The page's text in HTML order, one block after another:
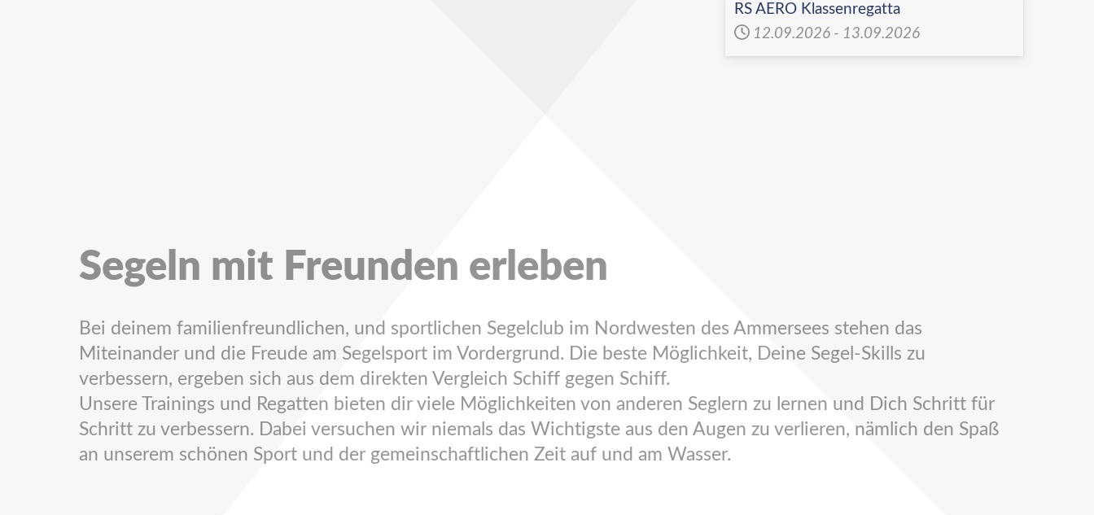
RS AERO Klassenregatta
12.09.2026 - 13.09.2026
Segeln mit Freunden erleben
Bei deinem familienfreundlichen, und sportlichen Segelclub im Nordwesten des Ammersees stehen das
Miteinander und die Freude am Segelsport im Vordergrund. Die beste Möglichkeit, Deine Segel-Skills zu
verbessern, ergeben sich aus dem direkten Vergleich Schiff gegen Schiff.
Unsere Trainings und Regatten bieten dir viele Möglichkeiten von anderen Seglern zu lernen und Dich Schritt für
Schritt zu verbessern. Dabei versuchen wir niemals das Wichtigste aus den Augen zu verlieren, nämlich den Spaß
an unserem schönen Sport und der gemeinschaftlichen Zeit auf und am Wasser.